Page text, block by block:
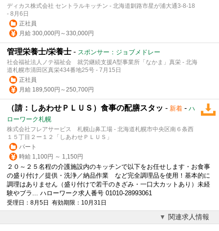
ディカス株式会社 セントラルキッチン - 北海道釧路市星が浦大通3-8-18
- 8月6日
正社員
月給 300,000円～330,000円
管理栄養士/栄養士 - スポンサー：ジョブメドレー
社会福祉法人ノテ福祉会 就労継続支援A型事業所「なかま」真栄 - 北海
道札幌市清田区真栄434番地25号 - 7月15日
正社員
月給 189,500円～250,700円
（請：しあわせＰＬＵＳ）食事の配膳スタッ - 新着 - ハ
ローワーク札幌
株式会社フレアサービス 札幌山鼻工場 - 北海道札幌市中央区南６条西
１５丁目２ー１２「しあわせＰＬＵＳ」
パート
時給 1,100円 ～ 1,150円
２０～２５名程の介護施設内のキッチンで以下をお任せします・お食事
の盛り付け／提供・洗浄／納品作業 など完全調理品を使用！基本的に
調理はありません（盛り付けで若干のきざみ・一口大カットあり）未経
験やブラ... ハローワーク求人番号 01010-28993061
受理日：8月5日 有効期限：10月31日
関連求人情報